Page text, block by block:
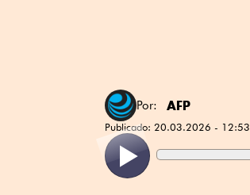
Por: AFP
Publicado: 20.03.2026 - 12:53